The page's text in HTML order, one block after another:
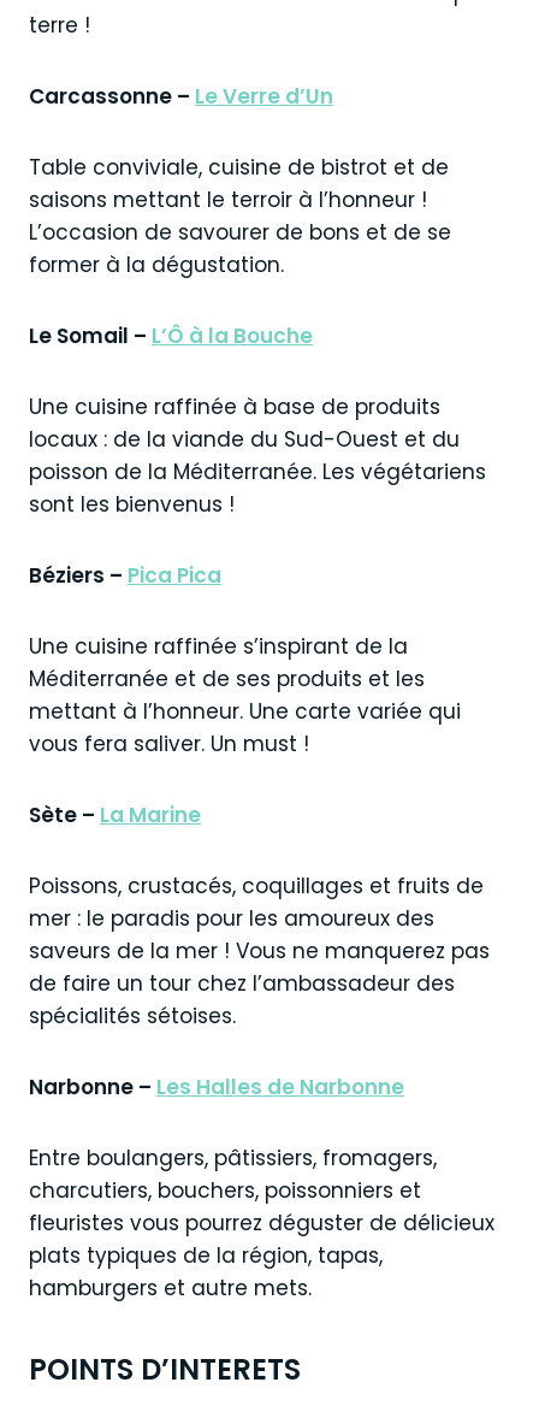
terre !
Carcassonne – Le Verre d’Un
Table conviviale, cuisine de bistrot et de
saisons mettant le terroir à l’honneur !
L’occasion de savourer de bons et de se
former à la dégustation.
Le Somail – L’Ô à la Bouche
Une cuisine raffinée à base de produits
locaux : de la viande du Sud-Ouest et du
poisson de la Méditerranée. Les végétariens
sont les bienvenus !
Béziers – Pica Pica
Une cuisine raffinée s’inspirant de la
Méditerranée et de ses produits et les
mettant à l’honneur. Une carte variée qui
vous fera saliver. Un must !
Sète – La Marine
Poissons, crustacés, coquillages et fruits de
mer : le paradis pour les amoureux des
saveurs de la mer ! Vous ne manquerez pas
de faire un tour chez l’ambassadeur des
spécialités sétoises.
Narbonne – Les Halles de Narbonne
Entre boulangers, pâtissiers, fromagers,
charcutiers, bouchers, poissonniers et
fleuristes vous pourrez déguster de délicieux
plats typiques de la région, tapas,
hamburgers et autre mets.
POINTS D’INTERETS